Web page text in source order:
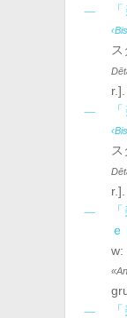
ス
r.].
ス
r.].
ｅ
w: